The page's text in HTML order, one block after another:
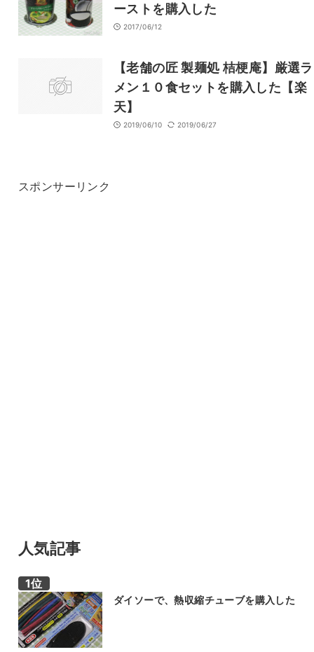
ーストを購入した
2017/06/12
【老舗の匠 製麺処 桔梗庵】厳選
メン１０食セットを購入した【楽
天】
2019/06/10 2019/06/27
スポンサーリンク
人気記事
ダイソーで、熱収縮チューブを購入した